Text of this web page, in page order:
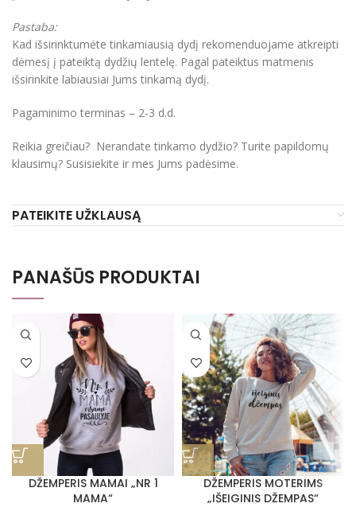
Pastaba:
Kad išsirinktumėte tinkamiausią dydį rekomenduojame atkreipti
dėmesį į pateiktą dydžių lentelę. Pagal pateiktus matmenis
išsirinkite labiausiai Jums tinkamą dydį.
Pagaminimo terminas – 2-3 d.d.
Reikia greičiau? Nerandate tinkamo dydžio? Turite papildomų
klausimų? Susisiekite ir mes Jums padėsime.
PATEIKITE UŽKLAUSĄ
PANAŠŪS PRODUKTAI
DŽEMPERIS MAMAI „NR 1
MAMA“
DŽEMPERIS MOTERIMS
„IŠEIGINIS DŽEMPAS“